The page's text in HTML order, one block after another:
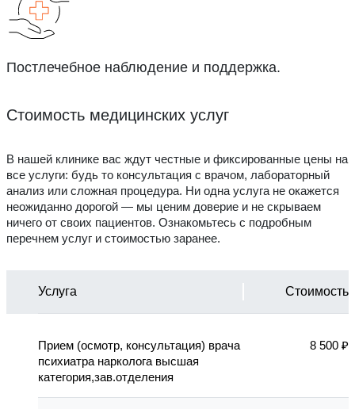
Постлечебное наблюдение и поддержка.
Стоимость медицинских услуг
В нашей клинике вас ждут честные и фиксированные цены на
все услуги: будь то консультация с врачом, лабораторный
анализ или сложная процедура. Ни одна услуга не окажется
неожиданно дорогой — мы ценим доверие и не скрываем
ничего от своих пациентов. Ознакомьтесь с подробным
перечнем услуг и стоимостью заранее.
Услуга Стоимость
Прием (осмотр, консультация) врача
психиатра нарколога высшая
категория,зав.отделения
8 500 ₽